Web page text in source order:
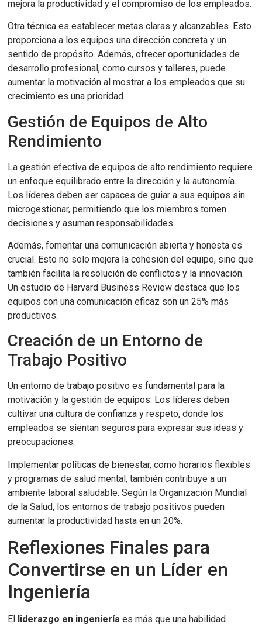
mejora la productividad y el compromiso de los empleados.
Otra técnica es establecer metas claras y alcanzables. Esto
proporciona a los equipos una dirección concreta y un
sentido de propósito. Además, ofrecer oportunidades de
desarrollo profesional, como cursos y talleres, puede
aumentar la motivación al mostrar a los empleados que su
crecimiento es una prioridad.
Gestión de Equipos de Alto
Rendimiento
La gestión efectiva de equipos de alto rendimiento requiere
un enfoque equilibrado entre la dirección y la autonomía.
Los líderes deben ser capaces de guiar a sus equipos sin
microgestionar, permitiendo que los miembros tomen
decisiones y asuman responsabilidades.
Además, fomentar una comunicación abierta y honesta es
crucial. Esto no solo mejora la cohesión del equipo, sino que
también facilita la resolución de conflictos y la innovación.
Un estudio de Harvard Business Review destaca que los
equipos con una comunicación eficaz son un 25% más
productivos.
Creación de un Entorno de
Trabajo Positivo
Un entorno de trabajo positivo es fundamental para la
motivación y la gestión de equipos. Los líderes deben
cultivar una cultura de confianza y respeto, donde los
empleados se sientan seguros para expresar sus ideas y
preocupaciones.
Implementar políticas de bienestar, como horarios flexibles
y programas de salud mental, también contribuye a un
ambiente laboral saludable. Según la Organización Mundial
de la Salud, los entornos de trabajo positivos pueden
aumentar la productividad hasta en un 20%.
Reflexiones Finales para
Convertirse en un Líder en
Ingeniería
El liderazgo en ingeniería es más que una habilidad